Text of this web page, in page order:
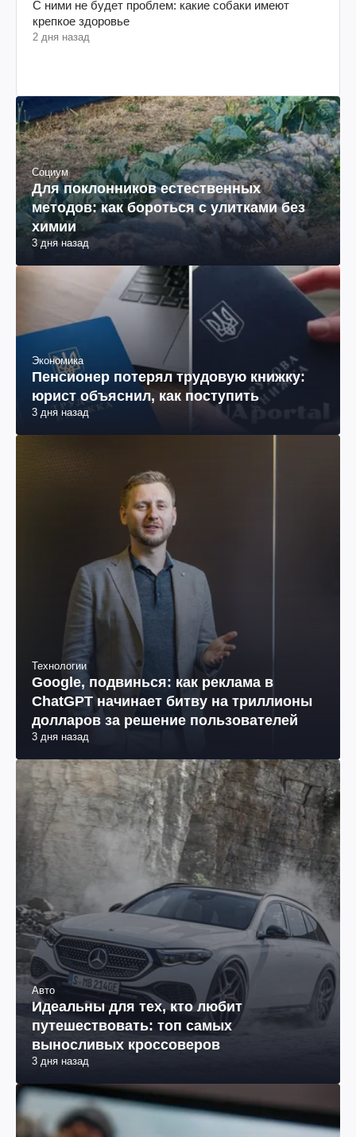
С ними не будет проблем: какие собаки имеют
крепкое здоровье
2 дня назад
Социум
Для поклонников естественных
методов: как бороться с улитками без
химии
3 дня назад
Экономика
Пенсионер потерял трудовую книжку:
юрист объяснил, как поступить
3 дня назад
Технологии
Google, подвинься: как реклама в
ChatGPT начинает битву на триллионы
долларов за решение пользователей
3 дня назад
Авто
Идеальны для тех, кто любит
путешествовать: топ самых
выносливых кроссоверов
3 дня назад